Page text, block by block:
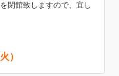
閉館致しますので、宜し
）